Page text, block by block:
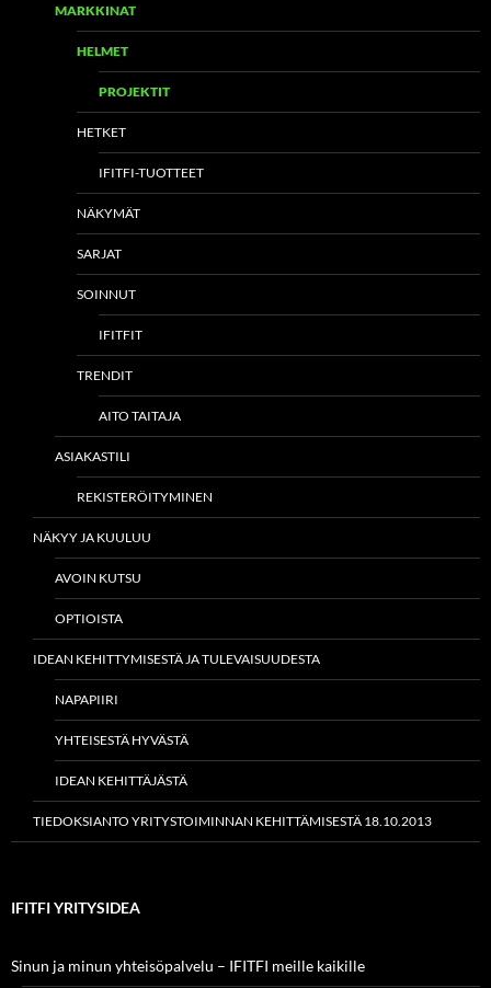
MARKKINAT
HELMET
PROJEKTIT
HETKET
IFITFI-TUOTTEET
NÄKYMÄT
SARJAT
SOINNUT
IFITFIT
TRENDIT
AITO TAITAJA
ASIAKASTILI
REKISTERÖITYMINEN
NÄKYY JA KUULUU
AVOIN KUTSU
OPTIOISTA
IDEAN KEHITTYMISESTÄ JA TULEVAISUUDESTA
NAPAPIIRI
YHTEISESTÄ HYVÄSTÄ
IDEAN KEHITTÄJÄSTÄ
TIEDOKSIANTO YRITYSTOIMINNAN KEHITTÄMISESTÄ 18.10.2013
IFITFI YRITYSIDEA
Sinun ja minun yhteisöpalvelu – IFITFI meille kaikille